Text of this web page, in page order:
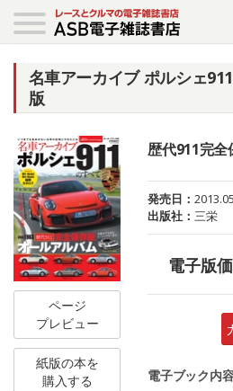
名車アーカイブ ポルシェ
版
ページ
プレビュー
紙版の本を
購入する
歴代911完全
発売日：
出版社：三栄
電子版
電子ブック内